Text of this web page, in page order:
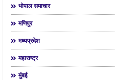
भोपाल समाचार
मणिपुर
मध्यप्रदेश
महाराष्ट्र
मुंबई